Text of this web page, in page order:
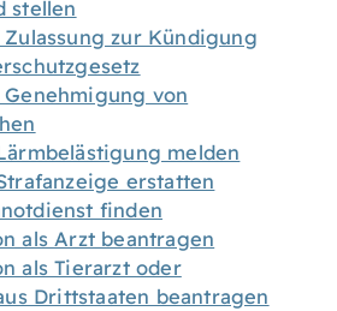
stellen
zur Kündigung
von
melden
erstatten
finden
als Arzt beantragen
als Tierarzt oder
Drittstaaten beantragen